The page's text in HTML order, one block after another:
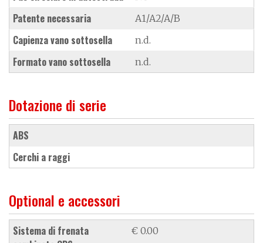
Patente necessaria A1/A2/A/B
Capienza vano sottosella n.d.
Formato vano sottosella n.d.
Dotazione di serie
ABS
cerchi a raggi
Optional e accessori
sistema di frenata
€ 0.00